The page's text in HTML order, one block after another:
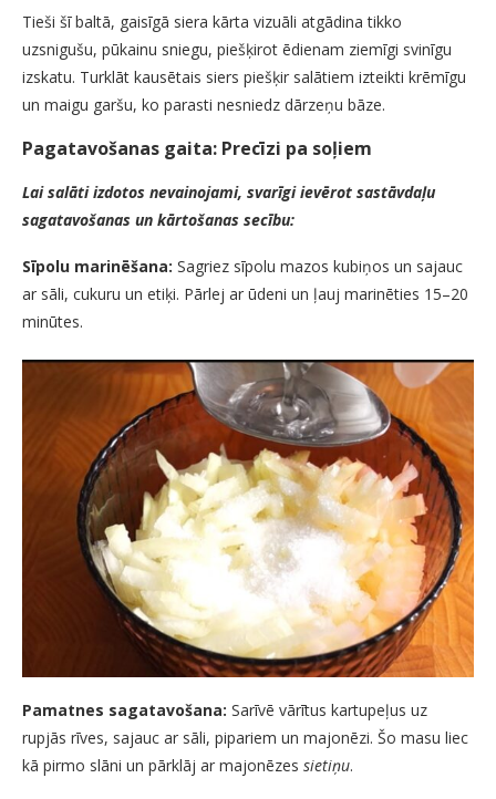
Tieši šī baltā, gaisīgā siera kārta vizuāli atgādina tikko
uzsnigušu, pūkainu sniegu, piešķirot ēdienam ziemīgi svinīgu
izskatu. Turklāt kausētais siers piešķir salātiem izteikti krēmīgu
un maigu garšu, ko parasti nesniedz dārzeņu bāze.
Pagatavošanas gaita: Precīzi pa soļiem
Lai salāti izdotos nevainojami, svarīgi ievērot sastāvdaļu
sagatavošanas un kārtošanas secību:
Sīpolu marinēšana: Sagriez sīpolu mazos kubiņos un sajauc
ar sāli, cukuru un etiķi. Pārlej ar ūdeni un ļauj marinēties 15–20
minūtes.
Pamatnes sagatavošana: Sarīvē vārītus kartupeļus uz
rupjās rīves, sajauc ar sāli, pipariem un majonēzi. Šo masu liec
kā pirmo slāni un pārklāj ar majonēzes sietiņu.